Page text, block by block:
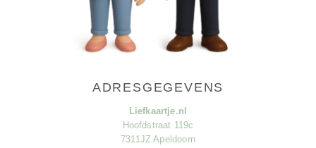
ADRESGEGEVENS
Liefkaartje.nl
Hoofdstraat 119c
7311JZ Apeldoorn